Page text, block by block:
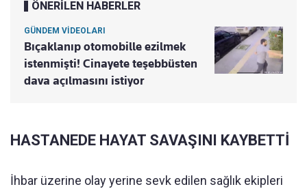
ÖNERİLEN HABERLER
GÜNDEM VİDEOLARI
Bıçaklanıp otomobille ezilmek
istenmişti! Cinayete teşebbüsten
dava açılmasını istiyor
HASTANEDE HAYAT SAVAŞINI KAYBETTİ
İhbar üzerine olay yerine sevk edilen sağlık ekipleri